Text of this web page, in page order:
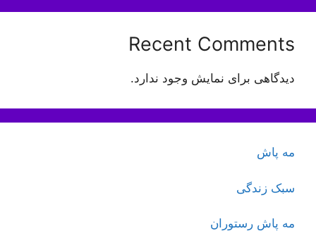
Recent Comments
دیدگاهی برای نمایش وجود ندارد.
مه پاش
سبک زندگی
مه پاش رستوران